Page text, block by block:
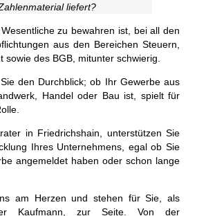
liefert?
zu bewahren ist, bei all den
aus den Bereichen Steuern,
sowie des BGB, mitunter schwierig.
den Durchblick; ob Ihr Gewerbe aus
Handel oder Bau ist, spielt für
in Friedrichshain, unterstützen Sie
Ihres Unternehmens, egal ob Sie
angemeldet haben oder schon lange
am Herzen und stehen für Sie, als
Kaufmann, zur Seite. Von der